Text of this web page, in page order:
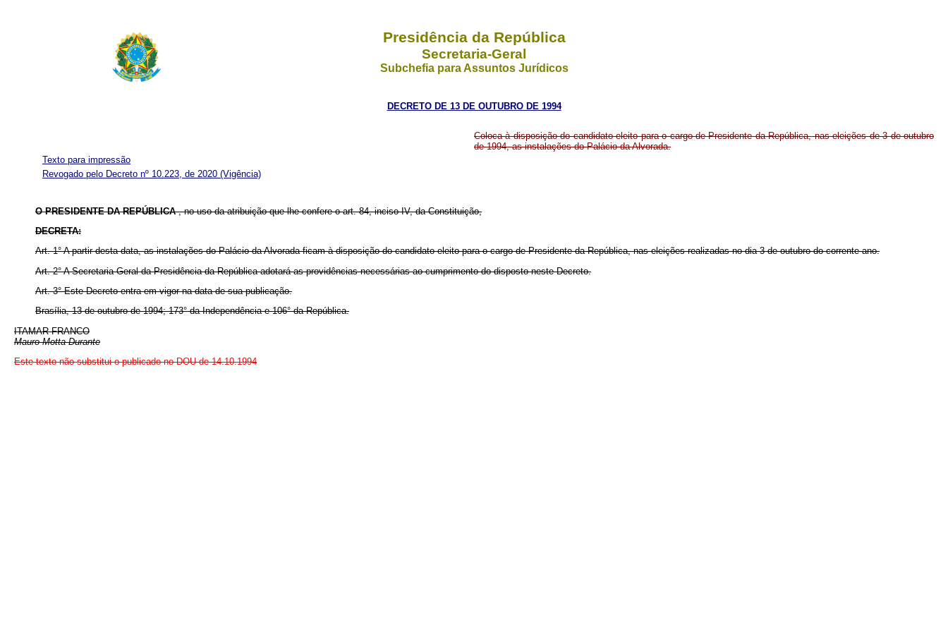
Presidência da República
Secretaria-Geral
Subchefia para Assuntos Jurídicos
DECRETO DE 13 DE OUTUBRO DE 1994
Coloca à disposição do candidato eleito para o cargo de Presidente da República, nas eleições de 3 de outubro
de 1994, as instalações do Palácio da Alvorada.
Texto para impressão
Revogado pelo Decreto nº 10.223, de 2020 (Vigência)
O PRESIDENTE DA REPÚBLICA, no uso da atribuição que lhe confere o art. 84, inciso IV, da Constituição,
DECRETA:
Art. 1° A partir desta data, as instalações do Palácio da Alvorada ficam à disposição do candidato eleito para o cargo de Presidente da República, nas eleições realizadas no dia 3 de outubro do corrente ano.
Art. 2° A Secretaria-Geral da Presidência da República adotará as providências necessárias ao cumprimento do disposto neste Decreto.
Art. 3° Este Decreto entra em vigor na data de sua publicação.
Brasília, 13 de outubro de 1994; 173° da Independência e 106° da República.
ITAMAR FRANCO
Mauro Motta Durante
Este texto não substitui o publicado no DOU de 14.10.1994